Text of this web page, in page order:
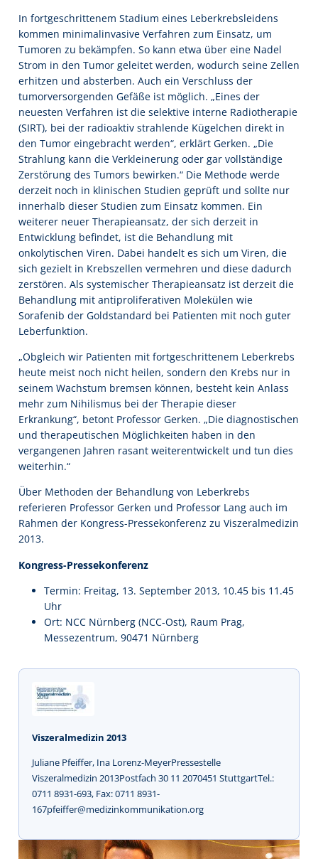
In fortgeschrittenem Stadium eines Leberkrebsleidens
kommen minimalinvasive Verfahren zum Einsatz, um
Tumoren zu bekämpfen. So kann etwa über eine Nadel
Strom in den Tumor geleitet werden, wodurch seine Zellen
erhitzen und absterben. Auch ein Verschluss der
tumorversorgenden Gefäße ist möglich. „Eines der
neuesten Verfahren ist die selektive interne Radiotherapie
(SIRT), bei der radioaktiv strahlende Kügelchen direkt in
den Tumor eingebracht werden“, erklärt Gerken. „Die
Strahlung kann die Verkleinerung oder gar vollständige
Zerstörung des Tumors bewirken.“ Die Methode werde
derzeit noch in klinischen Studien geprüft und sollte nur
innerhalb dieser Studien zum Einsatz kommen. Ein
weiterer neuer Therapieansatz, der sich derzeit in
Entwicklung befindet, ist die Behandlung mit
onkolytischen Viren. Dabei handelt es sich um Viren, die
sich gezielt in Krebszellen vermehren und diese dadurch
zerstören. Als systemischer Therapieansatz ist derzeit die
Behandlung mit antiproliferativen Molekülen wie
Sorafenib der Goldstandard bei Patienten mit noch guter
Leberfunktion.
„Obgleich wir Patienten mit fortgeschrittenem Leberkrebs
heute meist noch nicht heilen, sondern den Krebs nur in
seinem Wachstum bremsen können, besteht kein Anlass
mehr zum Nihilismus bei der Therapie dieser
Erkrankung“, betont Professor Gerken. „Die diagnostischen
und therapeutischen Möglichkeiten haben in den
vergangenen Jahren rasant weiterentwickelt und tun dies
weiterhin.“
Über Methoden der Behandlung von Leberkrebs
referieren Professor Gerken und Professor Lang auch im
Rahmen der Kongress-Pressekonferenz zu Viszeralmedizin
2013.
Kongress-Pressekonferenz
Termin: Freitag, 13. September 2013, 10.45 bis 11.45
Uhr
Ort: NCC Nürnberg (NCC-Ost), Raum Prag,
Messezentrum, 90471 Nürnberg
Viszeralmedizin 2013
Juliane Pfeiffer, Ina Lorenz-MeyerPressestelle
Viszeralmedizin 2013Postfach 30 11 2070451 StuttgartTel.:
0711 8931-693, Fax: 0711 8931-
167pfeiffer@medizinkommunikation.org